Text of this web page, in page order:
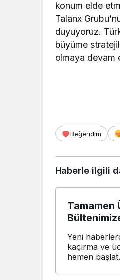
konum elde
Talanx
duyuyoruz.
büyüme
olmaya devam
Beğendim
Haberle ilgili
Tamamen
Yeni
kaçırma ve
hemen başlat.